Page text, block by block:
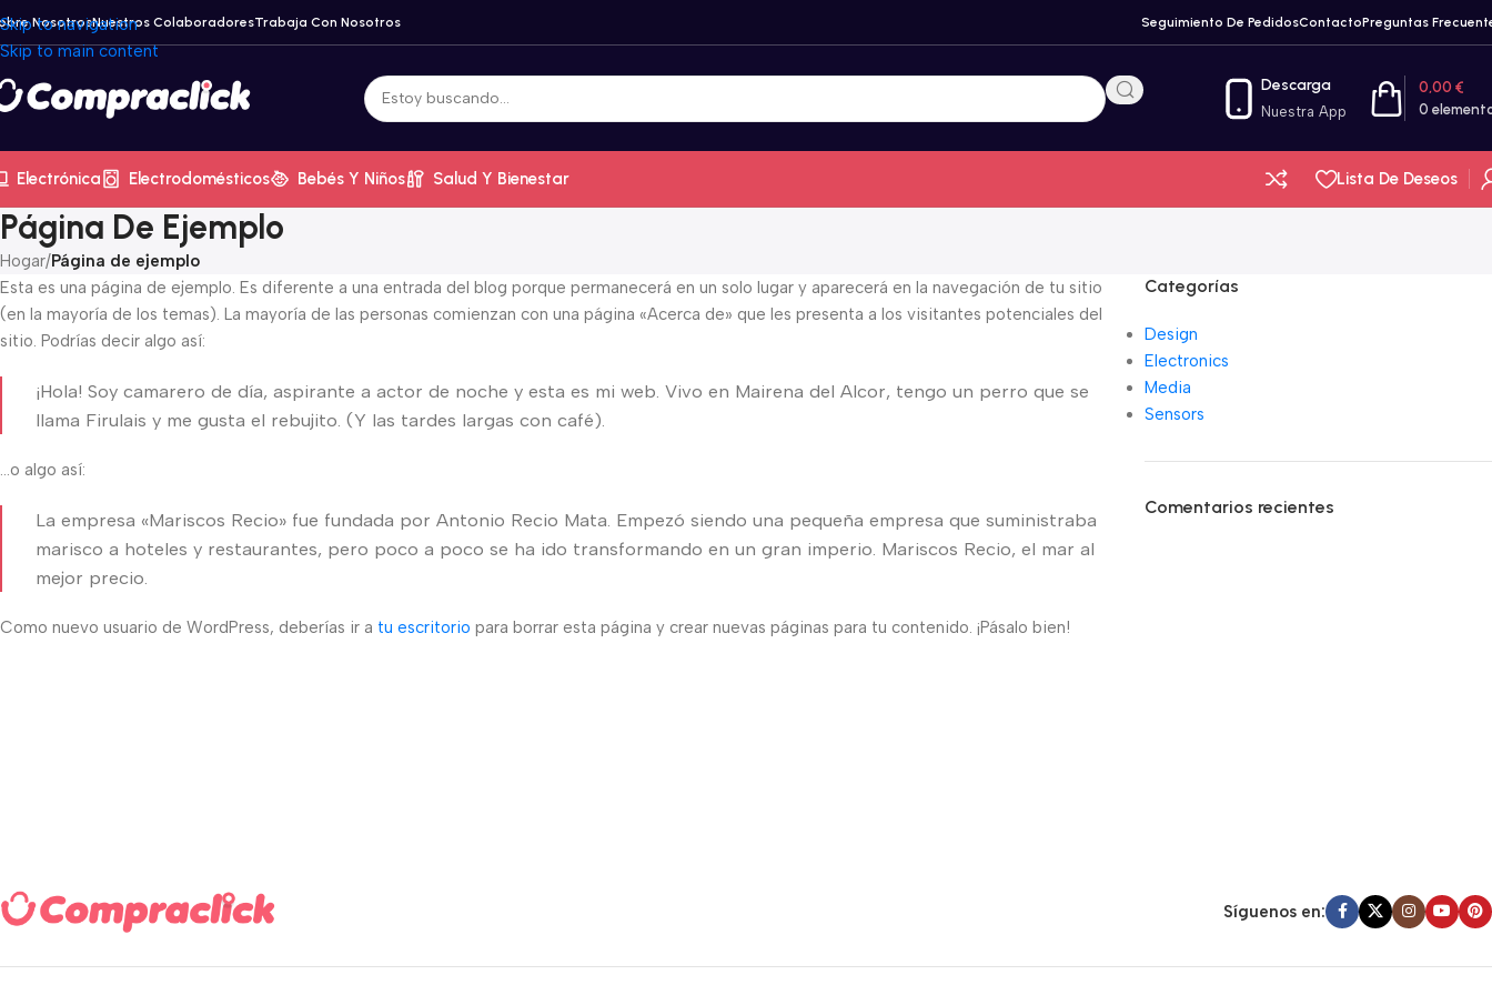
Skip to navigation
Skip to main content
NosotrosNuestros ColaboradoresTrabaja Con Nosotros Seguimiento De PedidosContactoPreguntas
Descarga
Nuestra App 0
0,00 €
Electrónica Electrodomésticos Bebés Y Niños Salud Y Bienestar Lista De Deseos
Página De Ejemplo
Hogar/Página de ejemplo
Esta es una página de ejemplo. Es diferente a una entrada del blog porque permanecerá en un solo lugar y aparecerá en la navegación de tu sitio
(en la mayoría de los temas). La mayoría de las personas comienzan con una página «Acerca de» que les presenta a los visitantes potenciales del
sitio. Podrías decir algo así:
¡Hola! Soy camarero de día, aspirante a actor de noche y esta es mi web. Vivo en Mairena del Alcor, tengo un perro que se
llama Firulais y me gusta el rebujito. (Y las tardes largas con café).
…o algo así:
La empresa «Mariscos Recio» fue fundada por Antonio Recio Mata. Empezó siendo una pequeña empresa que suministraba
marisco a hoteles y restaurantes, pero poco a poco se ha ido transformando en un gran imperio. Mariscos Recio, el mar al
mejor precio.
Como nuevo usuario de WordPress, deberías ir a tu escritorio para borrar esta página y crear nuevas páginas para tu contenido. ¡Pásalo bien!
Categorías
Design
Electronics
Media
Sensors
Comentarios recientes
Síguenos en: